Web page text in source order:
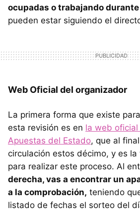
ocupadas o trabajando
pueden estar siguiendo el
Web Oficial del organizador
La primera forma que existe
esta revisión es en la web
Apuestas del Estado, que al
circulación estos décimo, y es
para realizar este proceso. Al
derecha, vas a encontrar un
a la comprobación, teniendo
listado de fechas el sorteo del